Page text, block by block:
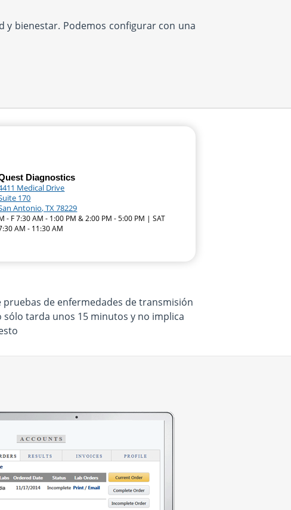
y bienestar. Podemos configurar con una
Diagnostics
Medical Drive
170
Antonio, TX 78229
- F 7:30 AM - 1:00 PM & 2:00 PM - 5:00 PM | SAT
AM - 11:30 AM
de enfermedades de transmisión
tarda unos 15 minutos y no implica